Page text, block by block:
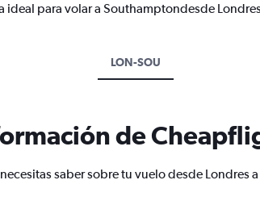
ideal para volar a Southamptondesde
LON-SOU
de
saber sobre tu vuelo desde Londres